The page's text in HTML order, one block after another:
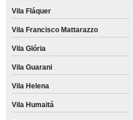
Vila Fláquer
Vila Francisco Mattarazzo
Vila Glória
Vila Guarani
Vila Helena
Vila Humaitá